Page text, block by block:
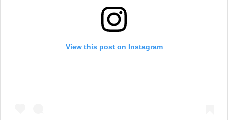
View this post on Instagram